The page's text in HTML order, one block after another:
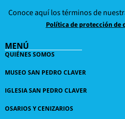
Conoce aquí los términos de
Política de protección de
MENÚ
QUIÉNES SOMOS
MUSEO SAN PEDRO CLAVER
IGLESIA SAN PEDRO CLAVER
OSARIOS Y CENIZARIOS